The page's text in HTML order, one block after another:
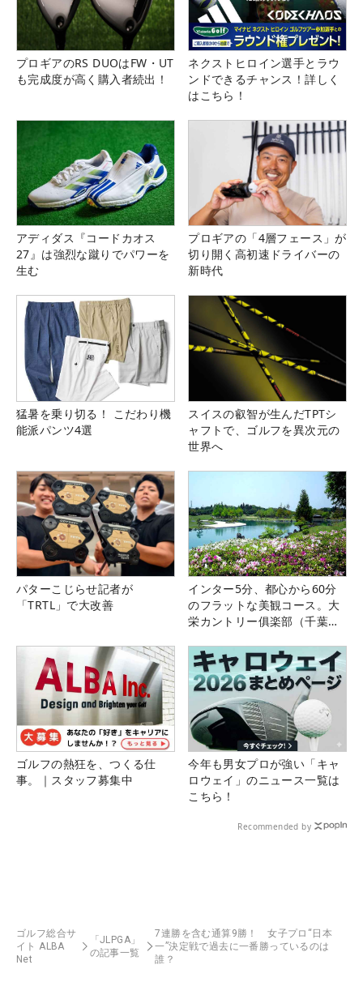
プロギアのRS DUOはFW・UT
も完成度が高く購入者続出！
ネクストヒロイン選手とラウ
ンドできるチャンス！詳しく
はこちら！
アディダス『コードカオス
27』は強烈な蹴りでパワーを
生む
プロギアの「4層フェース」が
切り開く高初速ドライバーの
新時代
猛暑を乗り切る！ こだわり機
能派パンツ4選
スイスの叡智が生んだTPTシ
ャフトで、ゴルフを異次元の
世界へ
パターこじらせ記者が
「TRTL」で大改善
インター5分、都心から60分
のフラットな美観コース。大
栄カントリー俱楽部（千葉
ゴルフの熱狂を、つくる仕
事。｜スタッフ募集中
今年も男女プロが強い「キャ
ロウェイ」のニュース一覧は
こちら！
Recommended by
ゴルフ総合サ
イト ALBA
Net
「JLPGA」
の記事一覧
7連勝を含む通算9勝！ 女子プロ“日本
一”決定戦で過去に一番勝っているのは
誰？